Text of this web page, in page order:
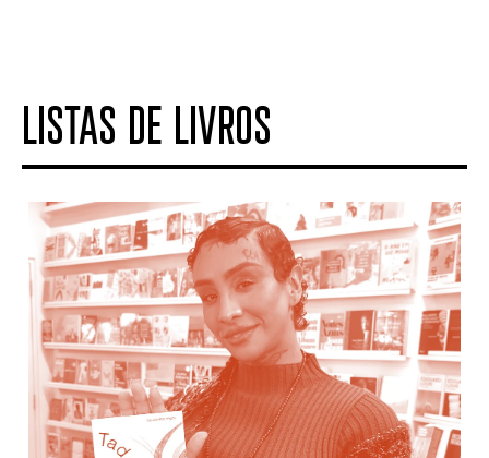
LISTAS DE LIVROS